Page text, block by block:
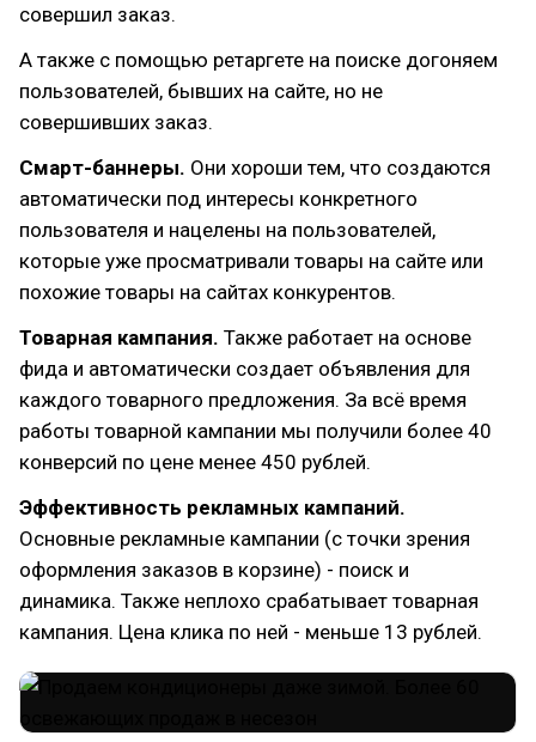
совершил заказ.
А также с помощью ретаргете на поиске догоняем
пользователей, бывших на сайте, но не
совершивших заказ.
Смарт-баннеры. Они хороши тем, что создаются
автоматически под интересы конкретного
пользователя и нацелены на пользователей,
которые уже просматривали товары на сайте или
похожие товары на сайтах конкурентов.
Товарная кампания. Также работает на основе
фида и автоматически создает объявления для
каждого товарного предложения. За всё время
работы товарной кампании мы получили более 40
конверсий по цене менее 450 рублей.
Эффективность рекламных кампаний.
Основные рекламные кампании (с точки зрения
оформления заказов в корзине) - поиск и
динамика. Также неплохо срабатывает товарная
кампания. Цена клика по ней - меньше 13 рублей.